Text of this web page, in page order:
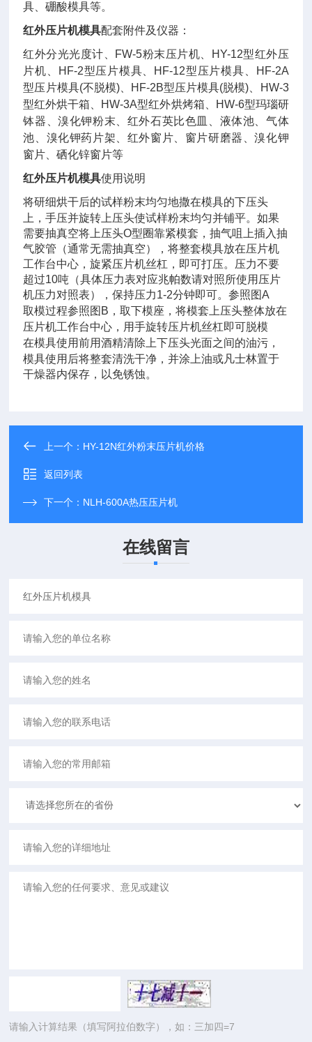
具、硼酸模具等。
红外压片机模具配套附件及仪器：
红外分光光度计、FW-5粉末压片机、HY-12型红外压
片机、HF-2型压片模具、HF-12型压片模具、HF-2A
型压片模具(不脱模)、HF-2B型压片模具(脱模)、HW-3
型红外烘干箱、HW-3A型红外烘烤箱、HW-6型玛瑙研
钵器、溴化钾粉末、红外石英比色皿、液体池、气体
池、溴化钾药片架、红外窗片、窗片研磨器、溴化钾
窗片、硒化锌窗片等
红外压片机模具使用说明
将研细烘干后的试样粉末均匀地撒在模具的下压头
上，手压并旋转上压头使试样粉末均匀并铺平。如果
需要抽真空将上压头O型圈靠紧模套，抽气咀上插入抽
气胶管（通常无需抽真空），将整套模具放在压片机
工作台中心，旋紧压片机丝杠，即可打压。压力不要
超过10吨（具体压力表对应兆帕数请对照所使用压片
机压力对照表），保持压力1-2分钟即可。参照图A
取模过程参照图B，取下模座，将模套上压头整体放在
压片机工作台中心，用手旋转压片机丝杠即可脱模
在模具使用前用酒精清除上下压头光面之间的油污，
模具使用后将整套清洗干净，并涂上油或凡士林置于
干燥器内保存，以免锈蚀。
上一个： HY-12N红外粉末压片机价格
返回列表
下一个： NLH-600A热压压片机
在线留言
请输入计算结果（填写阿拉伯数字），如：三加四=7